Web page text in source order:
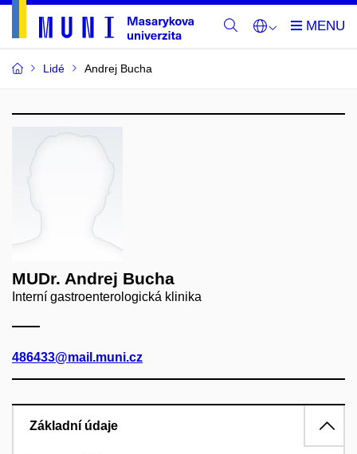
Lidé Andrej Bucha
MUDr. Andrej Bucha
Interní gastroenterologická klinika
486433@mail.muni.cz
Základní údaje